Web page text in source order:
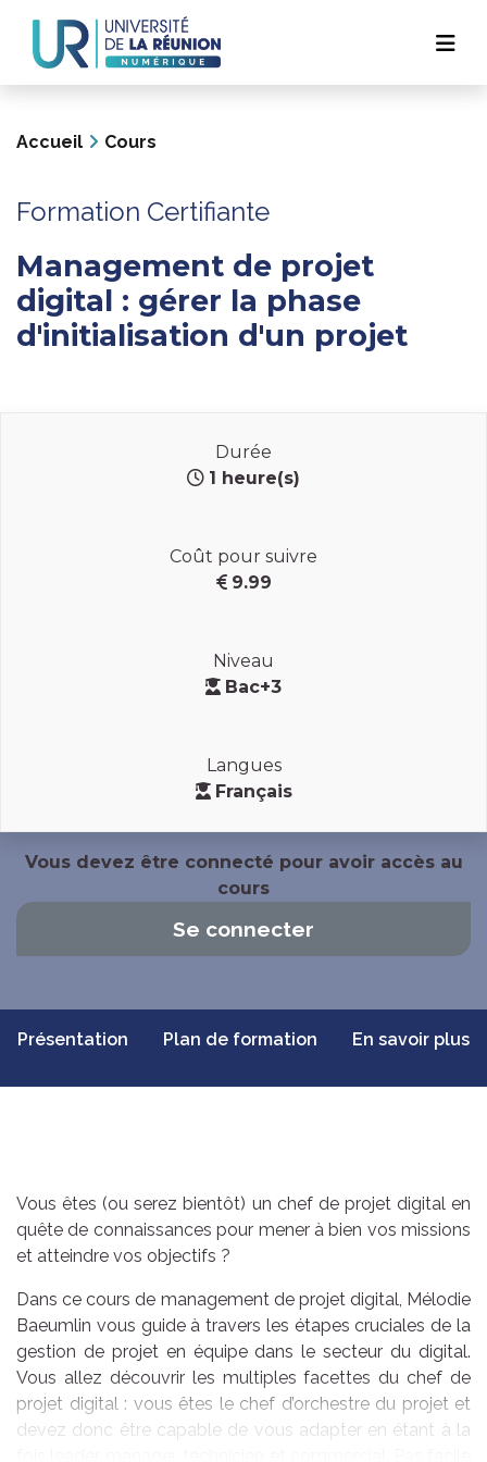
contenu
principal
Navigation
principale
Accueil Cours
Formation Certifiante
Management de projet
digital : gérer la phase
d'initialisation d'un projet
Durée
1 heure(s)
Coût pour suivre
9.99
Niveau
Bac+3
Langues
Français
Vous devez être connecté pour avoir accès au
cours
Se connecter
Présentation Plan de formation En savoir plus
Vous êtes (ou serez bientôt) un chef de projet digital en
quête de connaissances pour mener à bien vos missions
et atteindre vos objectifs ?
Dans ce cours de management de projet digital, Mélodie
Baeumlin vous guide à travers les étapes cruciales de la
gestion de projet en équipe dans le secteur du digital.
Vous allez découvrir les multiples facettes du chef de
projet digital : vous êtes le chef d’orchestre du projet et
devez donc être capable de vous adapter en étant à la